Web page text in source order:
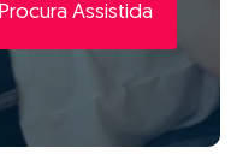
Procura Assistida